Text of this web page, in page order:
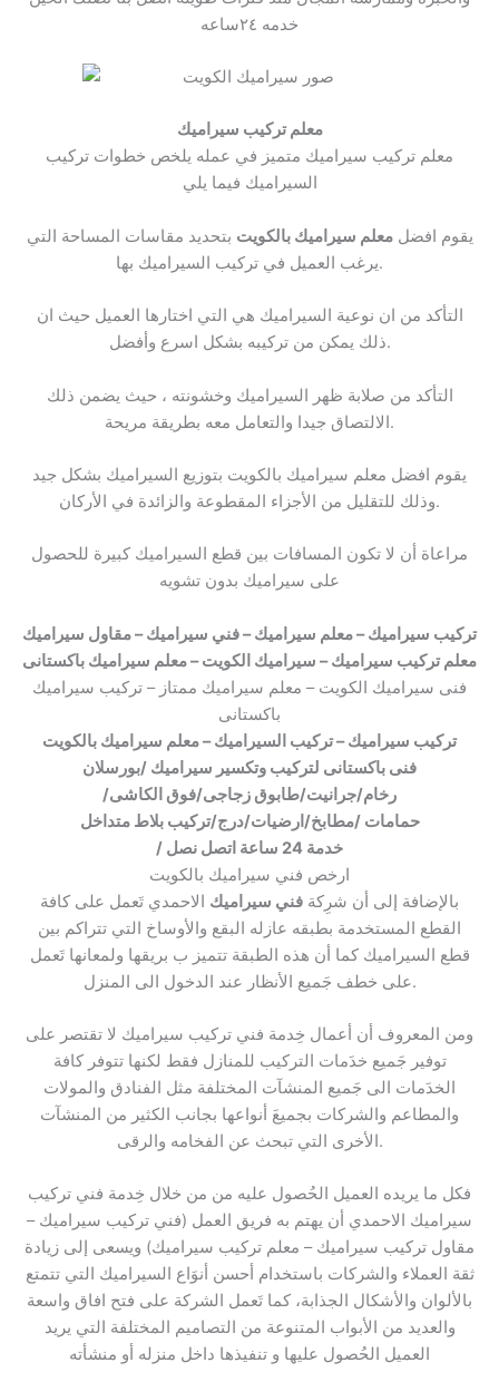
خدمه ٢٤ساعه
معلم تركيب سيراميك
معلم تركيب سيراميك متميز في عمله يلخص خطوات تركيب
السيراميك فيما يلي
يقوم افضلمعلم سيراميك بالكويت بتحديد مقاسات المساحة التي
يرغب العميل في تركيب السيراميك بها.
التأكد من ان نوعية السيراميك هي التي اختارها العميل حيث ان
ذلك يمكن من تركيبه بشكل اسرع وأفضل.
التأكد من صلابة ظهر السيراميك وخشونته ، حيث يضمن ذلك
الالتصاق جيدا والتعامل معه بطريقة مريحة.
يقوم افضل معلم سيراميك بالكويت بتوزيع السيراميك بشكل جيد
وذلك للتقليل من الأجزاء المقطوعة والزائدة في الأركان.
مراعاة أن لا تكون المسافات بين قطع السيراميك كبيرة للحصول
على سيراميك بدون تشويه
تركيب سيراميك – معلم سيراميك – فني سيراميك – مقاول سيراميك
معلم تركيب سيراميك– سيراميك الكويت – معلم سيراميك باكستانى
فنى سيراميك الكويت – معلم سيراميك ممتاز – تركيب سيراميك
باكستانى
تركيب سيراميك – تركيب السيراميك –معلم سيراميك بالكويت
فنى باكستانى لتركيب وتكسير سيراميك /بورسلان
/رخام/جرانيت/طابوق زجاجى/فوق الكاشى
حمامات /مطابخ/ارضيات/درج/تركيب بلاط متداخل
/ خدمة 24 ساعة اتصل نصل
ارخص فني سيراميك بالكويت
بالإضافة إلى أن شرِكة فني سيراميك الاحمدي تَعمل على كافة
القطع المستخدمة بطبقه عازله البقع والأوساخ التي تتراكم بين
قطع السيراميك كما أن هذه الطبقة تتميز ب بريقها ولمعانها تَعمل
على خطف جَميع الأنظار عند الدخول الى المنزل.
ومن المعروف أن أعمال خِدمة فني تركيب سيراميك لا تقتصر على
توفير جَميع خدَمات التركيب للمنازل فقط لكنها تتوفر كافة
الخدَمات الى جَميع المنشآت المختلفة مثل الفنادق والمولات
والمطاعم والشركات بجميعَ أنواعها بجانب الكثير من المنشآت
الأخرى التي تبحث عن الفخامه والرقى.
فكل ما يريده العميل الحُصول عليه من من خلال خِدمة فني تركيب
سيراميك الاحمدي أن يهتم به فريق العمل (فني تركيب سيراميك –
مقاول تركيب سيراميك – معلم تركيب سيراميك) ويسعى إلى زيادة
ثقة العملاء والشركات باستخدام أحسن أنوَاع السيراميك التي تتمتع
بالألوان والأشكال الجذابة، كما تَعمل الشركة على فتح افاق واسعة
والعديد من الأبواب المتنوعة من التصاميم المختلفة التي يريد
العميل الحُصول عليها و تنفيذها داخل منزله أو منشأته